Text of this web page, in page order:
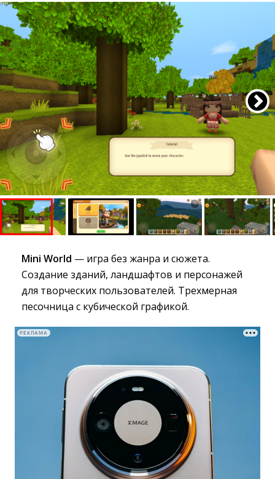
Mini World — игра без жанра и сюжета.
Создание зданий, ландшафтов и персонажей
для творческих пользователей. Трехмерная
песочница с кубической графикой.
РЕКЛАМА